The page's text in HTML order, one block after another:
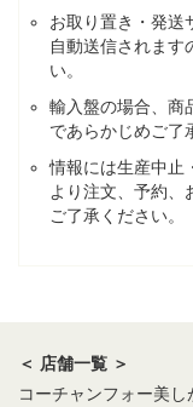
お取り置き・発送
自動送信されます
い。
輸入盤の場合、商
であらかじめご了
情報には生産中止
より注文、予約、
ご了承ください。
＜ 店舗一覧 ＞
コーチャンフォー美し